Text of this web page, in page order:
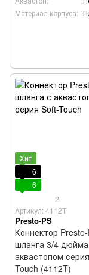
Материал корпуса:
Хит
6
6
2
Артикул: 4112T
Presto-PS
Коннектор
шланга 3/4
аквастопом
Touch (4112T)